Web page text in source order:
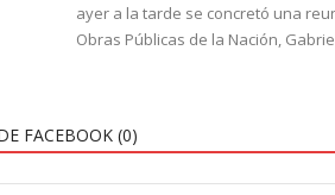
ayer a la tarde se concretó una
Obras Públicas de la Nación,
FACEBOOK (0)